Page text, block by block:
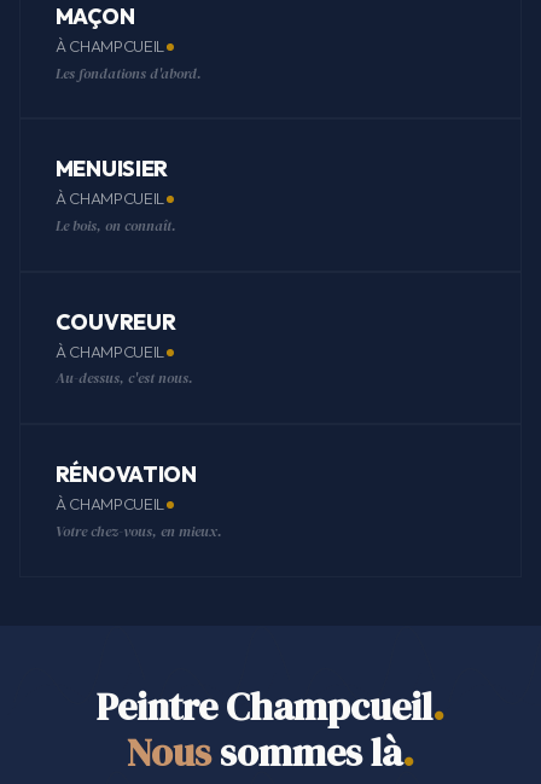
MAÇON
À CHAMPCUEIL
Les fondations d'abord.
MENUISIER
À CHAMPCUEIL
Le bois, on connaît.
COUVREUR
À CHAMPCUEIL
Au-dessus, c'est nous.
RÉNOVATION
À CHAMPCUEIL
Votre chez-vous, en mieux.
Peintre Champcueil.
Noussommes là.